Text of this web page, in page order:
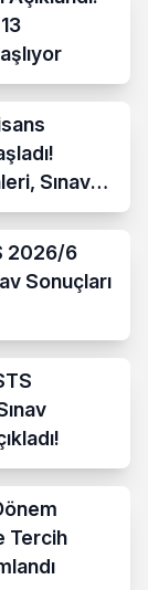
Sınav
Detaylar
2026/6
Sonuçları
Tercih